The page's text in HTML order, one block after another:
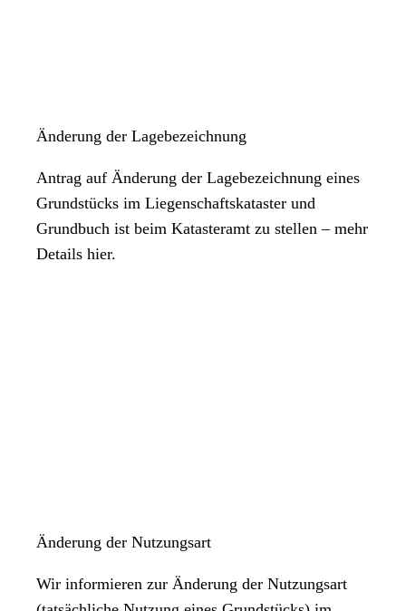
Änderung der Lagebezeichnung
Antrag auf Änderung der Lagebezeichnung eines
Grundstücks im Liegenschaftskataster und
Grundbuch ist beim Katasteramt zu stellen – mehr
Details hier.
Änderung der Nutzungsart
Wir informieren zur Änderung der Nutzungsart